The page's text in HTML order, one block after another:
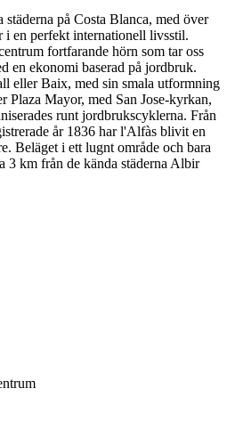
städerna på Costa Blanca, med över
i en perfekt internationell livsstil.
fortfarande hörn som tar oss
en ekonomi baserad på jordbruk.
eller Baix, med sin smala utformning
Plaza Mayor, med San Jose-kyrkan,
runt jordbrukscyklerna. Från
år 1836 har l'Alfàs blivit en
Beläget i ett lugnt område och bara
3 km från de kända städerna Albir